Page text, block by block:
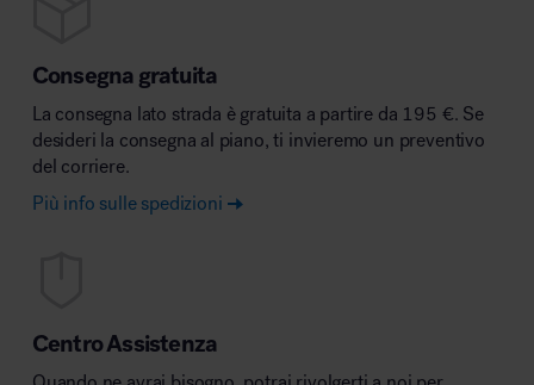
Consegna gratuita
La consegna lato strada è gratuita a partire da 195 €. Se
desideri la consegna al piano, ti invieremo un preventivo
del corriere.
Più info sulle spedizioni
Centro Assistenza